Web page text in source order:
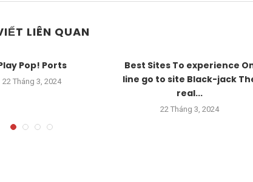
LIÊN QUAN
Pop! Ports
22 Tháng 3, 2024
Best Sites To experience
line go to site Black-jack
real...
22 Tháng 3, 2024